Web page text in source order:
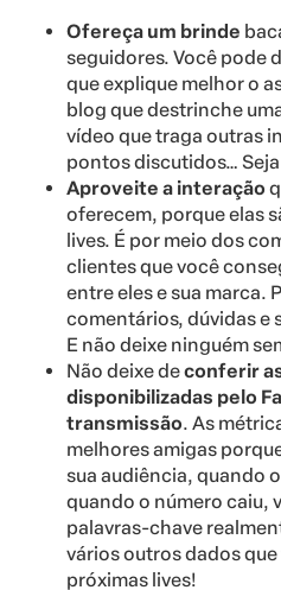
Ofereça um brinde
seguidores. Você pode
que explique melhor o
blog que destrinche
vídeo que traga outras
pontos discutidos…
Aproveite a interação
oferecem, porque elas
lives. É por meio dos
clientes que você
entre eles e sua marca.
comentários, dúvidas e
E não deixe ninguém
Não deixe deconferir
disponibilizadas pelo
transmissão. As
melhores amigas
sua audiência, quando
quando o número caiu,
palavras-chave
vários outros dados
próximas lives!